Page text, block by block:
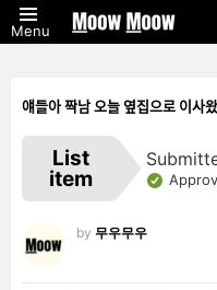
Menu
얘들아 짝남 오늘 옆집으로
List
item
by 무우무우